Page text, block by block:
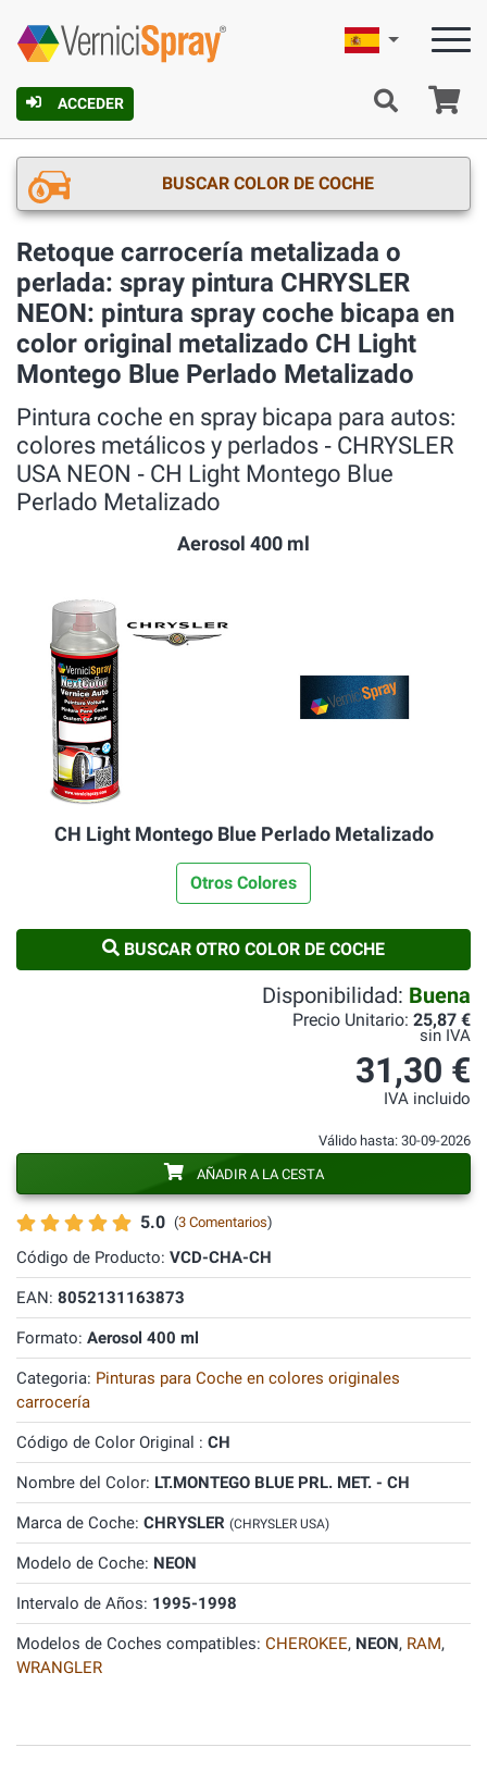
ACCEDER
Español
BUSCAR COLOR DE COCHE
Retoque carrocería metalizada o
perlada: spray pintura CHRYSLER
NEON: pintura spray coche bicapa en
color original metalizado CH Light
Montego Blue Perlado Metalizado
Pintura coche en spray bicapa para autos:
colores metálicos y perlados ‐ CHRYSLER
USA NEON ‐ CH Light Montego Blue
Perlado Metalizado
Aerosol 400 ml
CH Light Montego Blue Perlado Metalizado
Otros Colores
BUSCAR OTRO COLOR DE COCHE
5.0 (3 Comentarios)
Código de Producto: VCD-CHA-CH
EAN: 8052131163873
Formato: Aerosol 400 ml
Categoria: Pinturas para Coche en colores originales
carrocería
Código de Color Original : CH
Nombre del Color: LT.MONTEGO BLUE PRL. MET. - CH
Marca de Coche: CHRYSLER (CHRYSLER USA)
Modelo de Coche: NEON
Intervalo de Años: 1995-1998
Modelos de Coches compatibles: CHEROKEE, NEON, RAM,
WRANGLER
Disponibilidad: Buena
Precio Unitario: 25,87 €
sin IVA
31,30 €
IVA incluido
Válido hasta: 30-09-2026
AÑADIR A LA CESTA